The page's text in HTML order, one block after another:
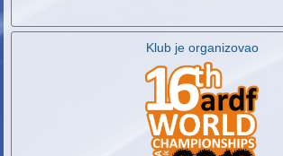
Klub je organizovao